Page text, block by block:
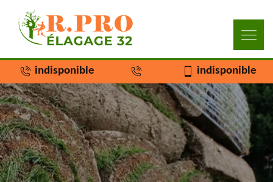
indisponible indisponible